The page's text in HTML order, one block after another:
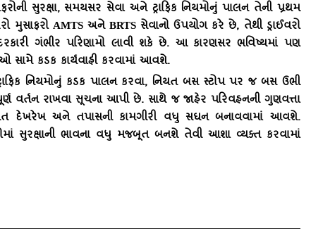
સુરક્ષા, સમયસર સેવા અને ટ્રાફિક નિયમોનું પાલન તેની પ્રથમ
મુસાફરો AMTS અને BRTS સેવાનો ઉપયોગ કરે છે, તેથી ડ્રાઈવરો
ગંભીર પરિણામો લાવી શકે છે. આ કારણસર ભવિષ્યમાં પણ
સામે કડક કાર્યવાહી કરવામાં આવશે.
ટ્રાફિક નિયમોનું કડક પાલન કરવા, નિયત બસ સ્ટોપ પર જ બસ ઉભી
વર્તન રાખવા સૂચના આપી છે. સાથે જ જાહેર પરિવહનની ગુણવત્તા
દેખરેખ અને તપાસની કામગીરી વધુ સઘન બનાવવામાં આવશે.
સુરક્ષાની ભાવના વધુ મજબૂત બનશે તેવી આશા વ્યક્ત કરવામાં